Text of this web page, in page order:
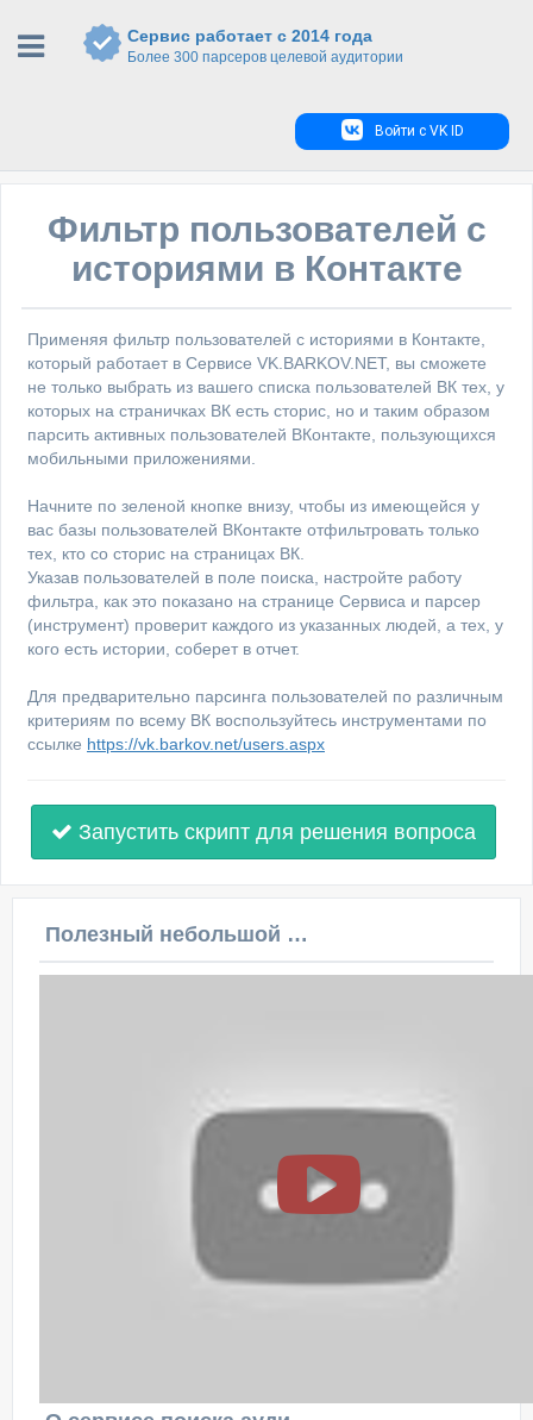
Сервис работает с 2014 года
Более 300 парсеров целевой аудитории
Войти с VK ID
Фильтр пользователей с
историями в Контакте
Применяя фильтр пользователей с историями в Контакте,
который работает в Сервисе VK.BARKOV.NET, вы сможете
не только выбрать из вашего списка пользователей ВК тех, у
которых на страничках ВК есть сторис, но и таким образом
парсить активных пользователей ВКонтакте, пользующихся
мобильными приложениями.
Начните по зеленой кнопке внизу, чтобы из имеющейся у
вас базы пользователей ВКонтакте отфильтровать только
тех, кто со сторис на страницах ВК.
Указав пользователей в поле поиска, настройте работу
фильтра, как это показано на странице Сервиса и парсер
(инструмент) проверит каждого из указанных людей, а тех, у
кого есть истории, соберет в отчет.
Для предварительно парсинга пользователей по различным
критериям по всему ВК воспользуйтесь инструментами по
ссылке https://vk.barkov.net/users.aspx
Запустить скрипт для решения вопроса
Полезный небольшой видеоурок по этой теме